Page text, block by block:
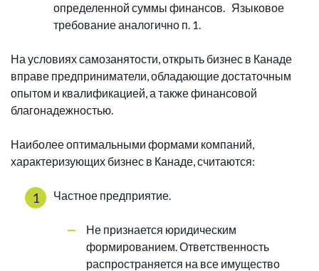
определенной суммы финансов. Языковое
требование аналогично п. 1.
На условиях самозанятости, открыть бизнес в Канаде
вправе предприниматели, обладающие достаточным
опытом и квалификацией, а также финансовой
благонадежностью.
Наиболее оптимальными формами компаний,
характеризующих бизнес в Канаде, считаются:
Частное предприятие.
Не признается юридическим
формированием. Ответственность
распространяется на все имущество